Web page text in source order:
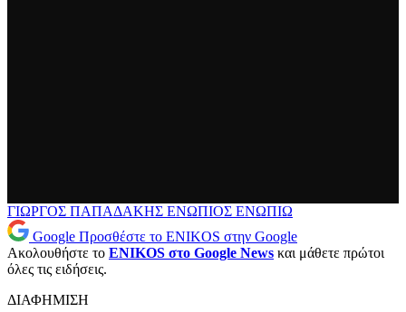
ΓΙΩΡΓΟΣ ΠΑΠΑΔΑΚΗΣ ΕΝΩΠΙΟΣ ΕΝΩΠΙΩ
Google Προσθέστε το ENIKOS στην Google
Ακολουθήστε το ENIKOS στο Google News και μάθετε πρώτοι
όλες τις ειδήσεις.
ΔΙΑΦΗΜΙΣΗ